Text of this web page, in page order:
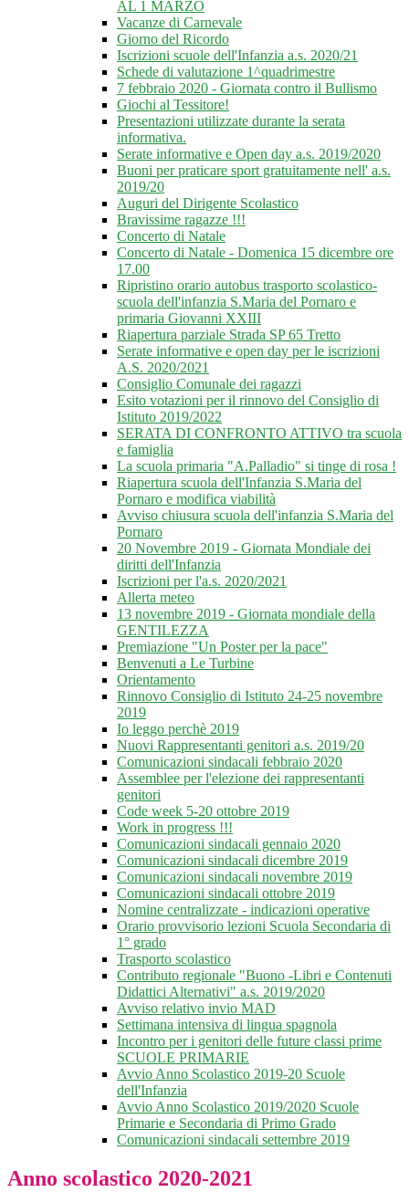
AL 1 MARZO
Vacanze di Carnevale
Giorno del Ricordo
Iscrizioni scuole dell'Infanzia a.s. 2020/21
Schede di valutazione 1^quadrimestre
7 febbraio 2020 - Giornata contro il Bullismo
Giochi al Tessitore!
Presentazioni utilizzate durante la serata
informativa.
Serate informative e Open day a.s. 2019/2020
Buoni per praticare sport gratuitamente nell' a.s.
2019/20
Auguri del Dirigente Scolastico
Bravissime ragazze !!!
Concerto di Natale
Concerto di Natale - Domenica 15 dicembre ore
17.00
Ripristino orario autobus trasporto scolastico-
scuola dell'infanzia S.Maria del Pornaro e
primaria Giovanni XXIII
Riapertura parziale Strada SP 65 Tretto
Serate informative e open day per le iscrizioni
A.S. 2020/2021
Consiglio Comunale dei ragazzi
Esito votazioni per il rinnovo del Consiglio di
Istituto 2019/2022
SERATA DI CONFRONTO ATTIVO tra scuola
e famiglia
La scuola primaria "A.Palladio" si tinge di rosa !
Riapertura scuola dell'Infanzia S.Maria del
Pornaro e modifica viabilità
Avviso chiusura scuola dell'infanzia S.Maria del
Pornaro
20 Novembre 2019 - Giornata Mondiale dei
diritti dell'Infanzia
Iscrizioni per l'a.s. 2020/2021
Allerta meteo
13 novembre 2019 - Giornata mondiale della
GENTILEZZA
Premiazione "Un Poster per la pace"
Benvenuti a Le Turbine
Orientamento
Rinnovo Consiglio di Istituto 24-25 novembre
2019
Io leggo perchè 2019
Nuovi Rappresentanti genitori a.s. 2019/20
Comunicazioni sindacali febbraio 2020
Assemblee per l'elezione dei rappresentanti
genitori
Code week 5-20 ottobre 2019
Work in progress !!!
Comunicazioni sindacali gennaio 2020
Comunicazioni sindacali dicembre 2019
Comunicazioni sindacali novembre 2019
Comunicazioni sindacali ottobre 2019
Nomine centralizzate - indicazioni operative
Orario provvisorio lezioni Scuola Secondaria di
1° grado
Trasporto scolastico
Contributo regionale "Buono -Libri e Contenuti
Didattici Alternativi" a.s. 2019/2020
Avviso relativo invio MAD
Settimana intensiva di lingua spagnola
Incontro per i genitori delle future classi prime
SCUOLE PRIMARIE
Avvio Anno Scolastico 2019-20 Scuole
dell'Infanzia
Avvio Anno Scolastico 2019/2020 Scuole
Primarie e Secondaria di Primo Grado
Comunicazioni sindacali settembre 2019
Anno scolastico 2020-2021